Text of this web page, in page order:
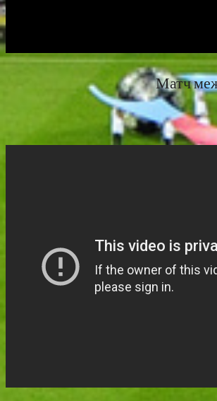
Матч